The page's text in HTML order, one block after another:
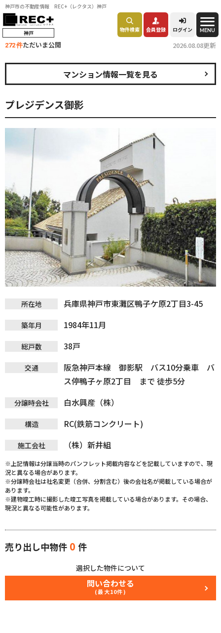
神戸市の不動産情報 REC+（レクタス）神戸
神戸 物件検索 会員登録 ログイン MENU
272 件ただいま公開 2026.08.08更新
プレジデンス御影
マンション情報一覧を見る
所在地 兵庫県神戸市東灘区鴨子ケ原2丁目3-45
築年月 1984年11月
総戸数 38戸
交通
阪急神戸本線 御影駅 バス10分乗車 バ
ス停鴨子ヶ原2丁目 まで 徒歩5分
分譲時会社 白水興産（株）
構造 RC(鉄筋コンクリート)
施工会社 （株）新井組
※上記情報は分譲当時のパンフレット掲載内容などを記載していますので、現
況と異なる場合があります。
※分譲時会社は社名変更（合併、分割含む）後の会社名が掲載している場合が
あります。
※建物竣工時に撮影した竣工写真を掲載している場合があります。その場合、
現況と異なる可能性があります。
売り出し中物件 0 件
選択した物件について
問い合わせる
(最大10件)